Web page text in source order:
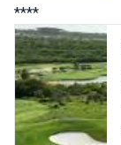
****